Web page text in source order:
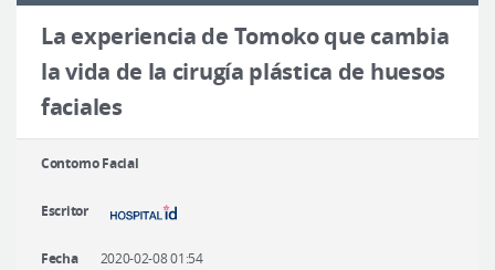
Introducción del hospital
Cirugía plástica segura
Consulta en línea
Antes y después
La experiencia de Tomoko que cambia
la vida de la cirugía plástica de huesos
faciales
Contorno Facial
Escritor
Fecha 2020-02-08 01:54